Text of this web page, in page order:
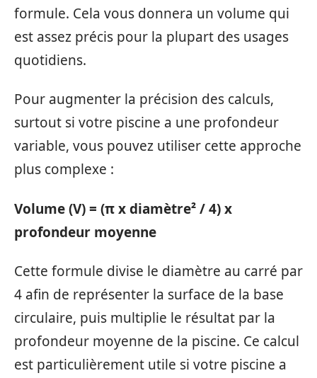
formule. Cela vous donnera un volume qui
est assez précis pour la plupart des usages
quotidiens.
Pour augmenter la précision des calculs,
surtout si votre piscine a une profondeur
variable, vous pouvez utiliser cette approche
plus complexe :
Volume (V) = (π x diamètre² / 4) x
profondeur moyenne
Cette formule divise le diamètre au carré par
4 afin de représenter la surface de la base
circulaire, puis multiplie le résultat par la
profondeur moyenne de la piscine. Ce calcul
est particulièrement utile si votre piscine a